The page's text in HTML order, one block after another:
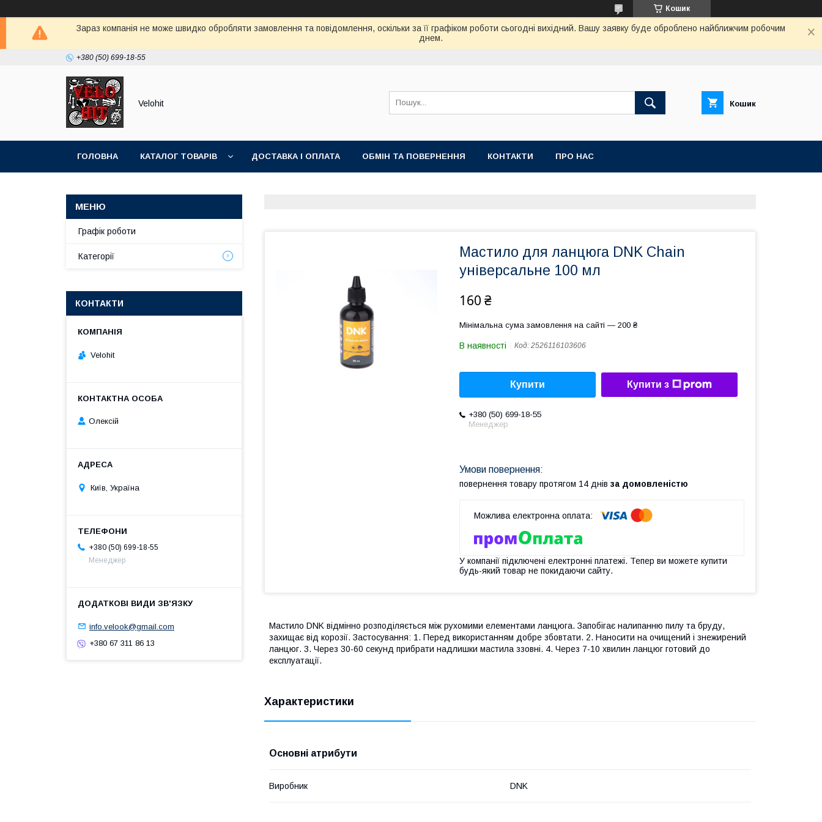
Кошик
Зараз компанія не може швидко обробляти замовлення та повідомлення, оскільки за її графіком роботи сьогодні вихідний. Вашу заявку буде оброблено найближчим робочим
днем.
+380 (50) 699-18-55
Velohit Кошик
ГОЛОВНА КАТАЛОГ ТОВАРІВ ДОСТАВКА І ОПЛАТА ОБМІН ТА ПОВЕРНЕННЯ КОНТАКТИ ПРО НАС
Мастило для ланцюга DNK Chain
універсальне 100 мл
160 ₴
Мінімальна сума замовлення на сайті — 200 ₴
В наявності Код: 2526116103606
Купити Купити з
+380 (50) 699-18-55
Менеджер
повернення товару протягом 14 днів за домовленістю
У компанії підключені електронні платежі. Тепер ви можете купити
будь-який товар не покидаючи сайту.
Мастило DNK відмінно розподіляється між рухомими елементами ланцюга. Запобігає налипанню пилу та бруду,
захищає від корозії. Застосування: 1. Перед використанням добре збовтати. 2. Наносити на очищений і знежирений
ланцюг. 3. Через 30-60 секунд прибрати надлишки мастила ззовні. 4. Через 7-10 хвилин ланцюг готовий до
експлуатації.
Характеристики
Основні атрибути
Виробник DNK
Графік роботи
Категорії
КОНТАКТИ
Velohit
Олексій
Київ, Україна
+380 (50) 699-18-55
Менеджер
info.velook@gmail.com
+380 67 311 86 13